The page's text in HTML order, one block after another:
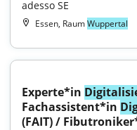
adesso SE
Essen, RaumWuppertal
Experte*in
Fachassistent*in
(FAIT) /